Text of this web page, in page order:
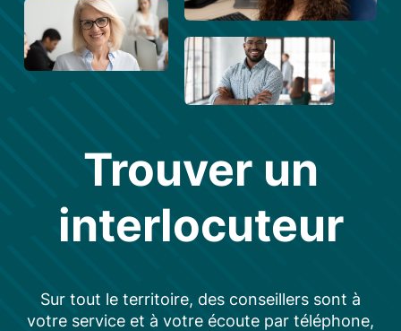
Trouver un
interlocuteur
Sur tout le territoire, des conseillers sont à
votre service et à votre écoute par téléphone,